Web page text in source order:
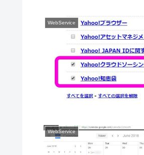
WebService
WebService